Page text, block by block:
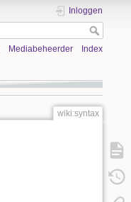
Inloggen
Mediabeheerder Index
wiki:syntax